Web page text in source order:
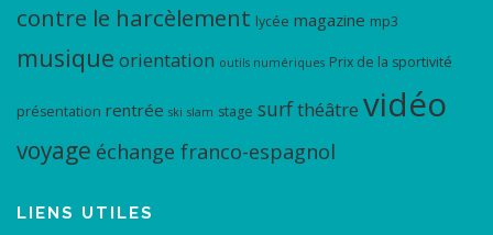
contre le harcèlement lycée magazine mp3
musique orientation outils numériques Prix de la sportivité
présentation rentrée ski slam stage surfthéâtre vidéo
voyage échange franco-espagnol
LIENS UTILES